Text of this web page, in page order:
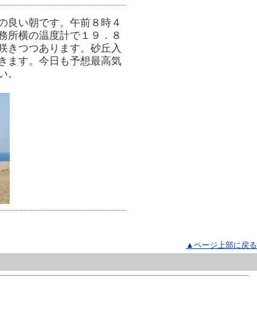
良い朝です。午前８時４
所横の温度計で１９．８
きつつあります。砂丘入
ます。今日も予想最高気
。
▲ページ上部に戻る